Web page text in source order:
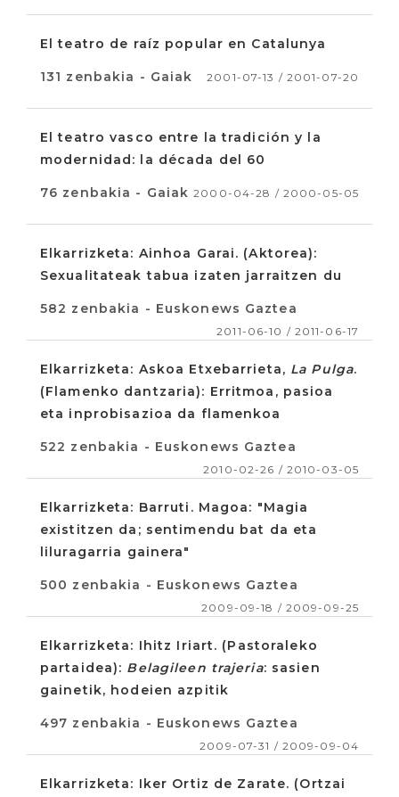
El teatro de raíz popular en Catalunya
131 zenbakia - Gaiak 2001-07-13 / 2001-07-20
El teatro vasco entre la tradición y la
modernidad: la década del 60
76 zenbakia - Gaiak 2000-04-28 / 2000-05-05
Elkarrizketa: Ainhoa Garai. (Aktorea):
Sexualitateak tabua izaten jarraitzen du
582 zenbakia - Euskonews Gaztea
2011-06-10 / 2011-06-17
Elkarrizketa: Askoa Etxebarrieta, La Pulga.
(Flamenko dantzaria): Erritmoa, pasioa
eta inprobisazioa da flamenkoa
522 zenbakia - Euskonews Gaztea
2010-02-26 / 2010-03-05
Elkarrizketa: Barruti. Magoa: "Magia
existitzen da; sentimendu bat da eta
liluragarria gainera"
500 zenbakia - Euskonews Gaztea
2009-09-18 / 2009-09-25
Elkarrizketa: Ihitz Iriart. (Pastoraleko
partaidea): Belagileen trajeria: sasien
gainetik, hodeien azpitik
497 zenbakia - Euskonews Gaztea
2009-07-31 / 2009-09-04
Elkarrizketa: Iker Ortiz de Zarate. (Ortzai